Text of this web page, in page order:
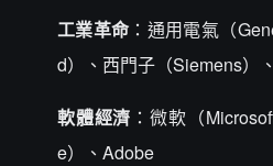
工業革命 ：通用電氣（
d）、西門子（Siemens）
軟體經濟 ：微軟（
e）、Adobe